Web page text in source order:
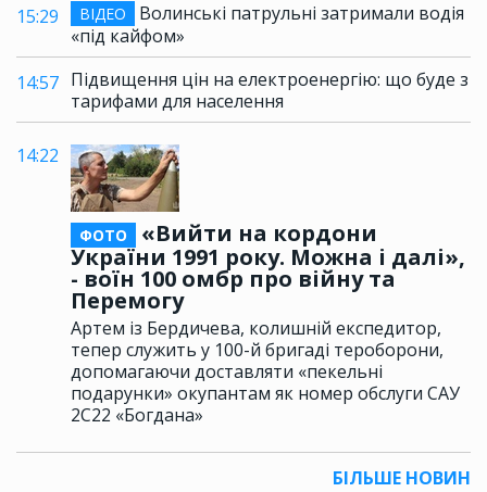
15:29
ВІДЕО
Волинські патрульні затримали водія
«під кайфом»
14:57 Підвищення цін на електроенергію: що буде з
тарифами для населення
14:22
ФОТО
«Вийти на кордони
України 1991 року. Можна і далі»,
- воїн 100 омбр про війну та
Перемогу
Артем із Бердичева, колишній експедитор,
тепер служить у 100-й бригаді тероборони,
допомагаючи доставляти «пекельні
подарунки» окупантам як номер обслуги САУ
2С22 «Богдана»
БІЛЬШЕ НОВИН